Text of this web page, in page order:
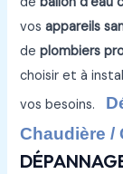
vosappareils
deplombiers
choisir et à
vos besoins.
Chaudière /